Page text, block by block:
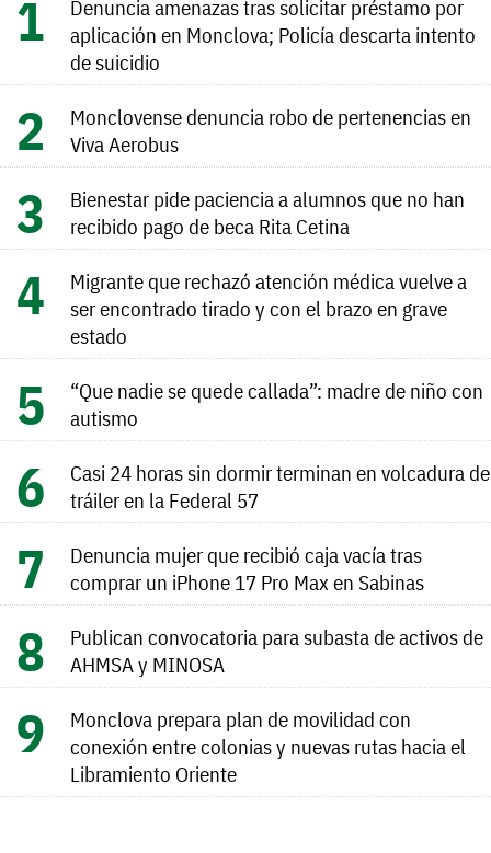
Denuncia amenazas tras solicitar préstamo por
aplicación en Monclova; Policía descarta intento
de suicidio
Monclovense denuncia robo de pertenencias en
Viva Aerobus
Bienestar pide paciencia a alumnos que no han
recibido pago de beca Rita Cetina
Migrante que rechazó atención médica vuelve a
ser encontrado tirado y con el brazo en grave
estado
“Que nadie se quede callada”: madre de niño con
autismo
Casi 24 horas sin dormir terminan en volcadura de
tráiler en la Federal 57
Denuncia mujer que recibió caja vacía tras
comprar un iPhone 17 Pro Max en Sabinas
Publican convocatoria para subasta de activos de
AHMSA y MINOSA
Monclova prepara plan de movilidad con
conexión entre colonias y nuevas rutas hacia el
Libramiento Oriente